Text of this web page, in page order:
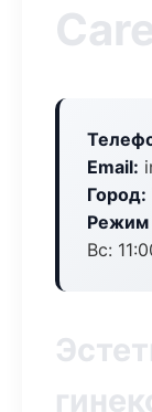
Email:
Город:
Режим
Вс: